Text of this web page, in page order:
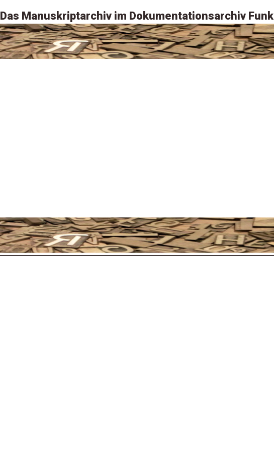
Das Manuskriptarchiv im Dokumentationsarchiv Funk